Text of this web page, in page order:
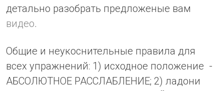
детально разобрать предложеные вам
видео.
Общие и неукоснительные правила для
всех упражнений: 1) исходное положение -
АБСОЛЮТНОЕ РАССЛАБЛЕНИЕ; 2) ладони